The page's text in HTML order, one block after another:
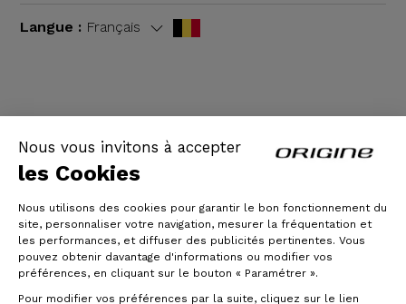
Nous vous invitons à accepter
les Cookies
Nous utilisons des cookies pour garantir le bon fonctionnement du
site, personnaliser votre navigation, mesurer la fréquentation et
les performances, et diffuser des publicités pertinentes. Vous
pouvez obtenir davantage d'informations ou modifier vos
préférences, en cliquant sur le bouton « Paramétrer ».
Pour modifier vos préférences par la suite, cliquez sur le lien
Langue : Français